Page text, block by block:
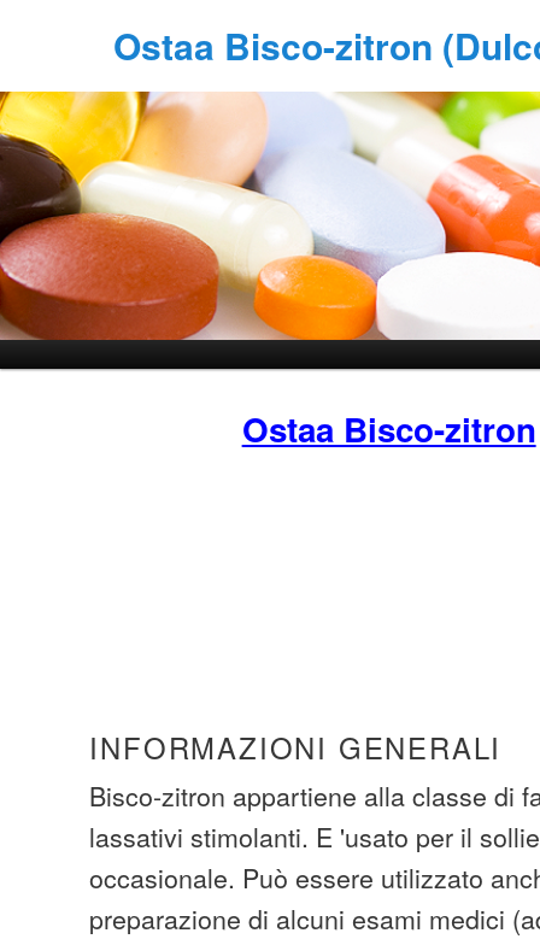
Ostaa Bisco-zitron
Ostaa Bisco-zitron
INFORMAZIONI GENERALI
Bisco-zitron appartiene alla classe di
lassativi stimolanti. E 'usato per il
occasionale. Può essere utilizzato
preparazione di alcuni esami medici